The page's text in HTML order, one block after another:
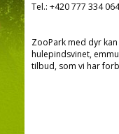
Tel.: +420 777 334
ZooPark med dyr
hulepindsvinet,
tilbud, som vi har